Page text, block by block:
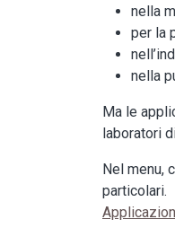
nella
per la
nella
Ma le
laboratori
Nel menu,
particolari.